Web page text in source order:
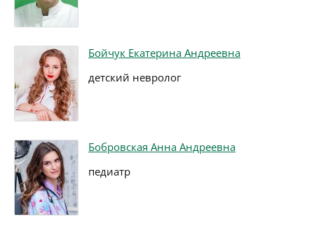
Бойчук Екатерина Андреевна
детский невролог
Бобровская Анна Андреевна
педиатр